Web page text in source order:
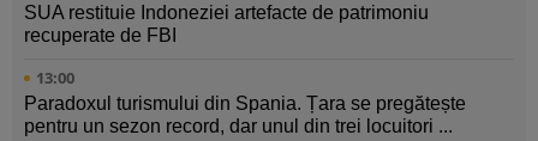
SUA restituie Indoneziei artefacte de patrimoniu
recuperate de FBI
13:00
Paradoxul turismului din Spania. Țara se pregătește
pentru un sezon record, dar unul din trei locuitori ...